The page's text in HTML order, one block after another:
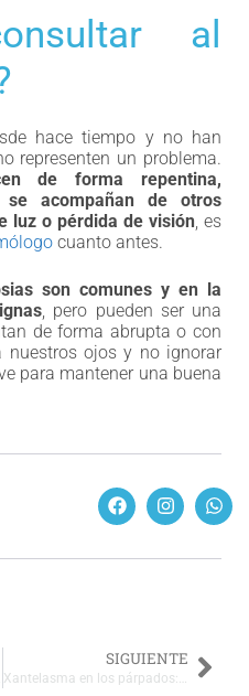
al
hace tiempo y no han
representen un problema.
de forma repentina,
acompañan de otros
luz o pérdida de visión, es
cuanto antes.
son comunes y en la
, pero pueden ser una
de forma abrupta o con
nuestros ojos y no ignorar
para mantener una buena
SIGUIENTE
Xantelasma en los párpados: causas y cómo eliminarlo